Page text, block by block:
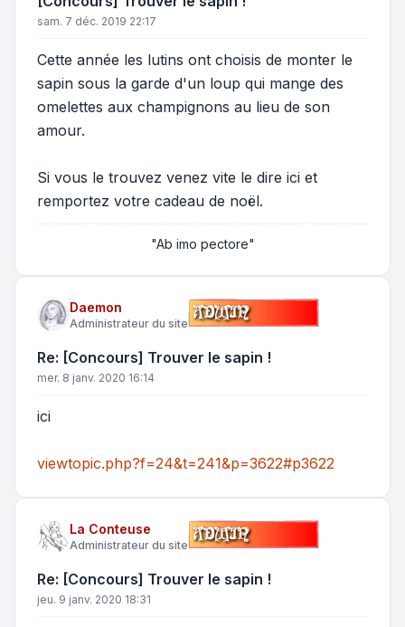
sam. 7 déc. 2019 22:17
Cette année les lutins ont choisis de monter le
sapin sous la garde d'un loup qui mange des
omelettes aux champignons au lieu de son
amour.
Si vous le trouvez venez vite le dire ici et
remportez votre cadeau de noël.
"Ab imo pectore"
Daemon
Administrateur du site
Re: [Concours] Trouver le sapin !
mer. 8 janv. 2020 16:14
ici
viewtopic.php?f=24&t=241&p=3622#p3622
La Conteuse
Administrateur du site
Re: [Concours] Trouver le sapin !
jeu. 9 janv. 2020 18:31